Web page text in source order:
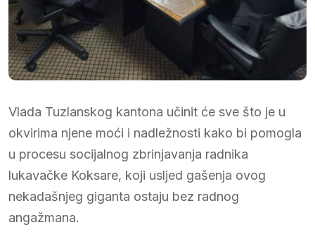
Vlada Tuzlanskog kantona učinit će sve što je u
okvirima njene moći i nadležnosti kako bi pomogla
u procesu socijalnog zbrinjavanja radnika
lukavačke Koksare, koji usljed gašenja ovog
nekadašnjeg giganta ostaju bez radnog
angažmana.